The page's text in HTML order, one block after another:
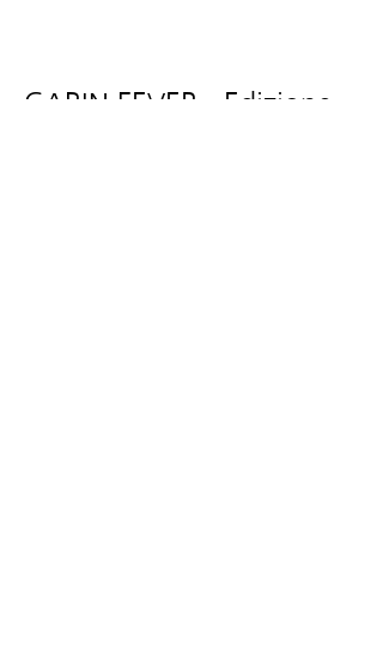
CABIN FEVER - Edizione